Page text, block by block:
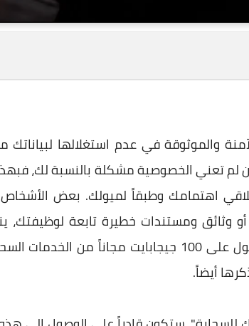
والموثوقة في عدم استغلالها
تعني الخصوصية مشكلة بالنسبة لك،
اهتمامك وطبقاً لميولك. بعض الأشخاص
وثائق ومستندات خطيرة تابعة
للخدمة. الآن، سنستعرض لكم كيف يمكن الحصول على 100
أيضاً.